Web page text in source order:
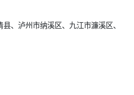
、泸州市纳溪区、九江市濂溪区、